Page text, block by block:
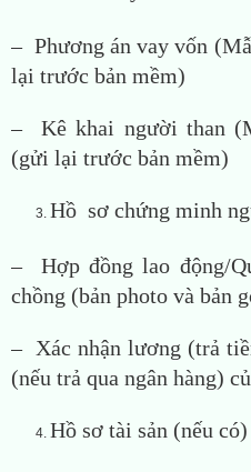
– Phương án vay vốn
lại trước bản mềm)
– Kê khai người than
(gửi lại trước bản mềm)
Hồ sơ chứng minh
– Hợp đồng lao động/
chồng (bản photo và bản
– Xác nhận lương (trả
(nếu trả qua ngân hàng)
Hồ sơ tài sản (nếu có)